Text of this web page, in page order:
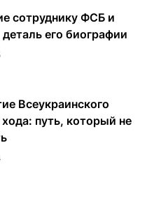
сотруднику ФСБ и
деталь его биографии
Всеукраинского
хода: путь, который не